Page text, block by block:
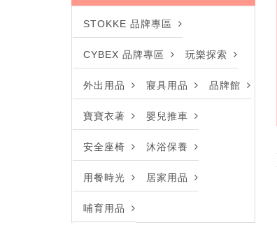
STOKKE 品牌專區
CYBEX 品牌專區 玩樂探索
外出用品 寢具用品 品牌館
寶寶衣著 嬰兒推車
安全座椅 沐浴保養
用餐時光 居家用品
哺育用品